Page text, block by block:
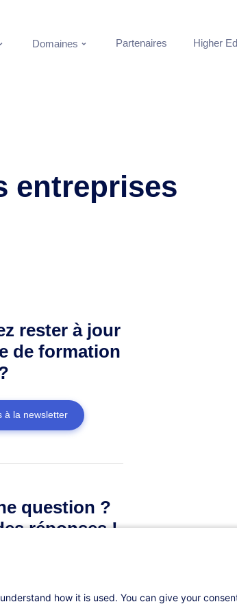
Domaines Partenaires Higher
entreprises
rester à jour
de formation
à la newsletter
question ?
réponses !
how it is used. You can give your